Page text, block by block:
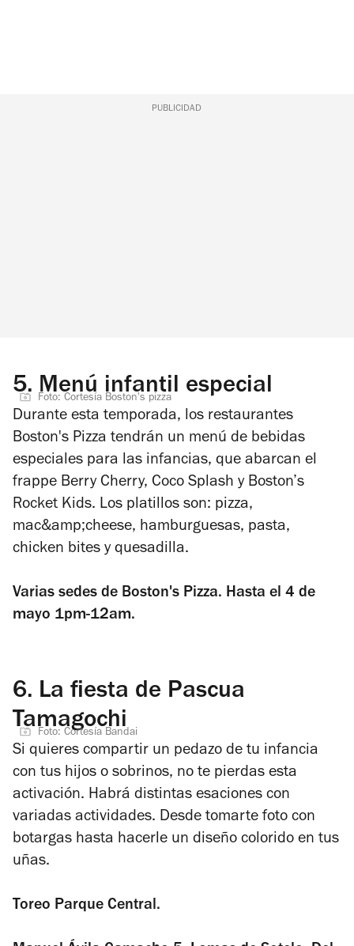
PUBLICIDAD
5. Menú infantil especial
Foto: Cortesía Boston's pizza
Durante esta temporada, los restaurantes
Boston's Pizza tendrán un menú de bebidas
especiales para las infancias, que abarcan el
frappe Berry Cherry, Coco Splash y Boston’s
Rocket Kids. Los platillos son: pizza,
mac&amp;cheese, hamburguesas, pasta,
chicken bites y quesadilla.
Varias sedes de Boston's Pizza. Hasta el 4 de
mayo 1pm-12am.
6. La fiesta de Pascua
Tamagochi
Foto: Cortesía Bandai
Si quieres compartir un pedazo de tu infancia
con tus hijos o sobrinos, no te pierdas esta
activación. Habrá distintas esaciones con
variadas actividades. Desde tomarte foto con
botargas hasta hacerle un diseño colorido en tus
uñas.
Toreo Parque Central.